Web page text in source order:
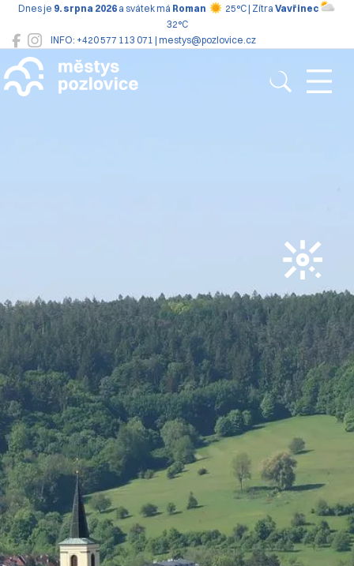
INFO: +420 577 113 071 | mestys@pozlovice.cz
Dnes je 9. srpna 2026 a svátek má Roman 25°C | Zítra Vavřinec
32°C
Pozlovice